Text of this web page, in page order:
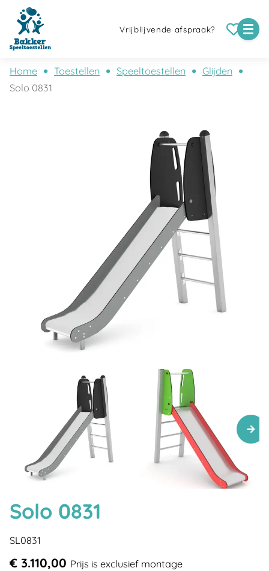
Vrijblijvende afspraak?
Home Toestellen Speeltoestellen
Glijden
Solo 0831
Solo 0831
SL0831
€ 3.110,00 Prijs is exclusief montage